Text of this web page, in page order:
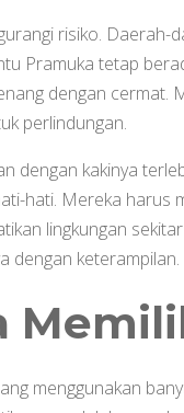
risiko. Daerah-
Pramuka tetap
dengan cermat.
perlindungan.
dengan kakinya
hati. Mereka harus
lingkungan
dengan keterampilan.
menggunakan